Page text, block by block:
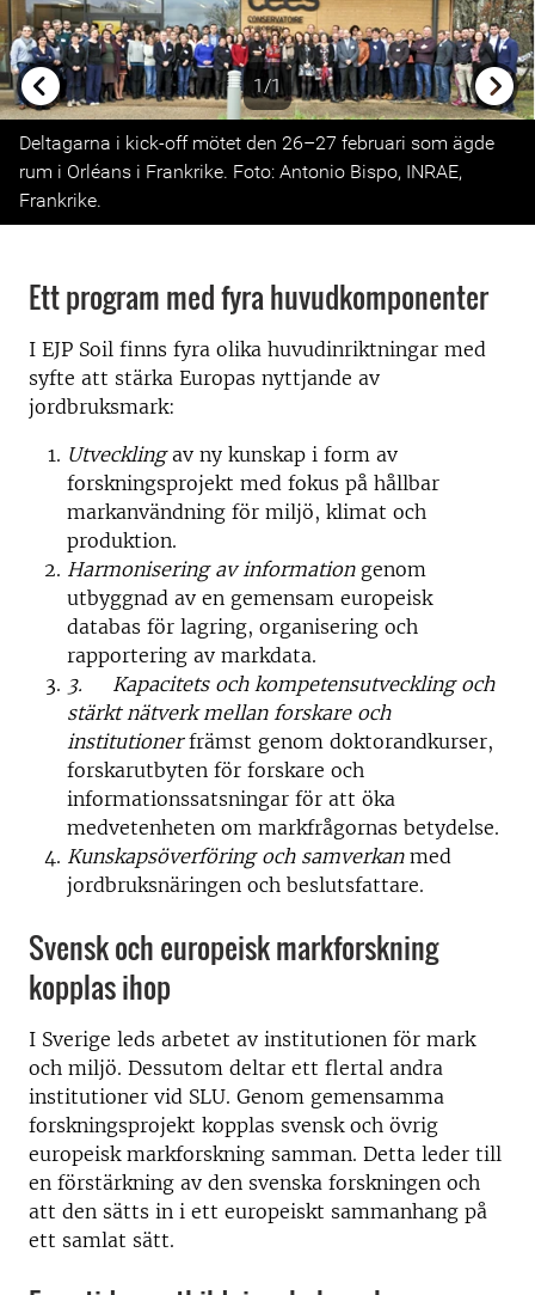
1/1
Previous
Deltagarna i kick-off mötet den 26–27 februari som ägde
rum i Orléans i Frankrike. Foto: Antonio Bispo, INRAE,
Frankrike.
Ett program med fyra huvudkomponenter
I EJP Soil finns fyra olika huvudinriktningar med
syfte att stärka Europas nyttjande av
jordbruksmark:
Utvecklingav ny kunskap i form av
forskningsprojekt med fokus på hållbar
markanvändning för miljö, klimat och
produktion.
Harmonisering av information genom
utbyggnad av en gemensam europeisk
databas för lagring, organisering och
rapportering av markdata.
3. Kapacitets och kompetensutveckling och
stärkt nätverk mellan forskare och
institutionerfrämst genom doktorandkurser,
forskarutbyten för forskare och
informationssatsningar för att öka
medvetenheten om markfrågornas betydelse.
Kunskapsöverföring och samverkanmed
jordbruksnäringen och beslutsfattare.
Svensk och europeisk markforskning
kopplas ihop
I Sverige leds arbetet av institutionen för mark
och miljö. Dessutom deltar ett flertal andra
institutioner vid SLU. Genom gemensamma
forskningsprojekt kopplas svensk och övrig
europeisk markforskning samman. Detta leder till
en förstärkning av den svenska forskningen och
att den sätts in i ett europeiskt sammanhang på
ett samlat sätt.